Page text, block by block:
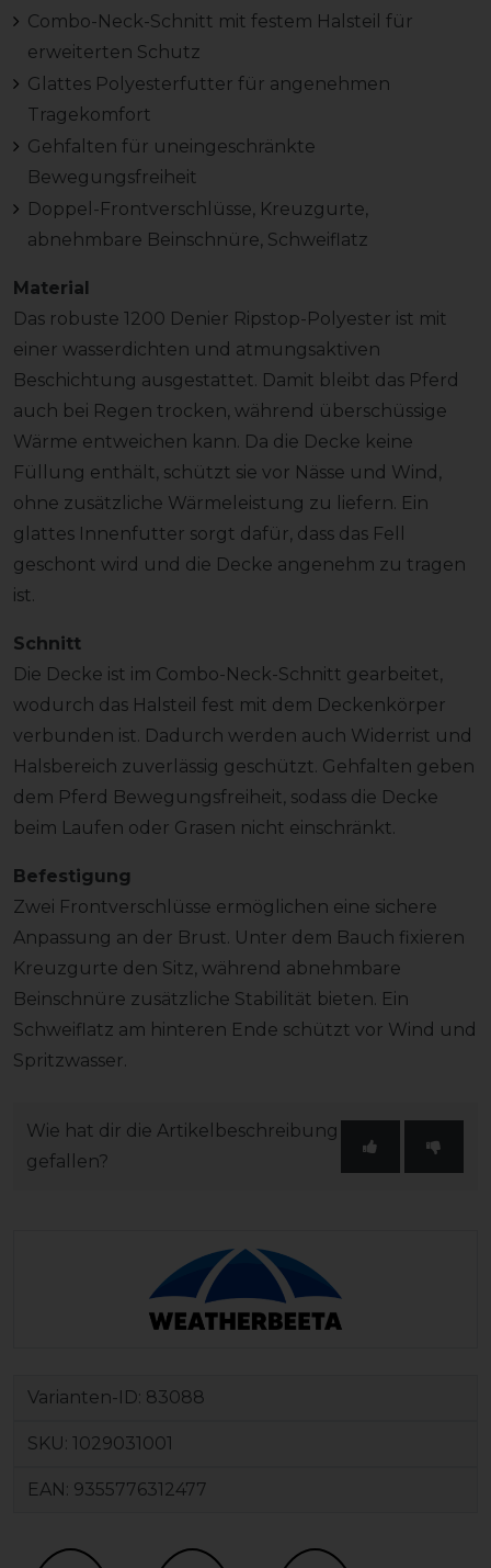
Combo-Neck-Schnitt mit festem Halsteil für
erweiterten Schutz
Glattes Polyesterfutter für angenehmen
Tragekomfort
Gehfalten für uneingeschränkte
Bewegungsfreiheit
Doppel-Frontverschlüsse, Kreuzgurte,
abnehmbare Beinschnüre, Schweiflatz
Material
Das robuste 1200 Denier Ripstop-Polyester ist mit
einer wasserdichten und atmungsaktiven
Beschichtung ausgestattet. Damit bleibt das Pferd
auch bei Regen trocken, während überschüssige
Wärme entweichen kann. Da die Decke keine
Füllung enthält, schützt sie vor Nässe und Wind,
ohne zusätzliche Wärmeleistung zu liefern. Ein
glattes Innenfutter sorgt dafür, dass das Fell
geschont wird und die Decke angenehm zu tragen
ist.
Schnitt
Die Decke ist im Combo-Neck-Schnitt gearbeitet,
wodurch das Halsteil fest mit dem Deckenkörper
verbunden ist. Dadurch werden auch Widerrist und
Halsbereich zuverlässig geschützt. Gehfalten geben
dem Pferd Bewegungsfreiheit, sodass die Decke
beim Laufen oder Grasen nicht einschränkt.
Befestigung
Zwei Frontverschlüsse ermöglichen eine sichere
Anpassung an der Brust. Unter dem Bauch fixieren
Kreuzgurte den Sitz, während abnehmbare
Beinschnüre zusätzliche Stabilität bieten. Ein
Schweiflatz am hinteren Ende schützt vor Wind und
Spritzwasser.
Wie hat dir die Artikelbeschreibung
gefallen?
Varianten-ID: 83088
SKU: 1029031001
EAN: 9355776312477